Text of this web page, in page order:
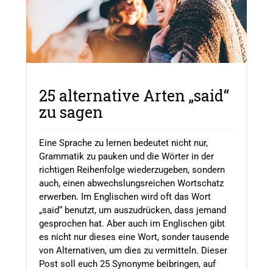
25 alternative Arten „said“
zu sagen
Eine Sprache zu lernen bedeutet nicht nur,
Grammatik zu pauken und die Wörter in der
richtigen Reihenfolge wiederzugeben, sondern
auch, einen abwechslungsreichen Wortschatz
erwerben. Im Englischen wird oft das Wort
„said“ benutzt, um auszudrücken, dass jemand
gesprochen hat. Aber auch im Englischen gibt
es nicht nur dieses eine Wort, sonder tausende
von Alternativen, um dies zu vermitteln. Dieser
Post soll euch 25 Synonyme beibringen, auf